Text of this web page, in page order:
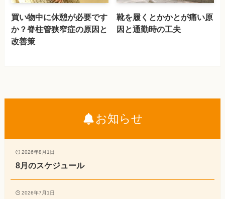
買い物中に休憩が必要です
か？脊柱管狭窄症の原因と
改善策
靴を履くとかかとが痛い原
因と通勤時の工夫
お知らせ
2026年8月1日
8月のスケジュール
2026年7月1日